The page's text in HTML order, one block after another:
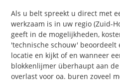
Als u belt spreekt u direct met
werkzaam is in uw regio (Zuid-
geeft in de mogelijkheden,
'technische schouw'
locatie en kijkt of en wanneer
blokkenlijmer überhaupt aan
overlast voor oa. buren zoveel